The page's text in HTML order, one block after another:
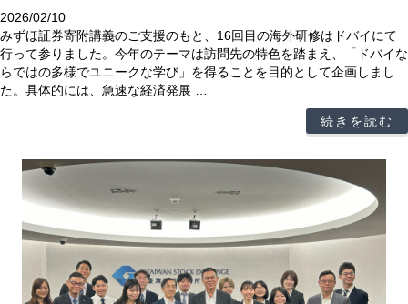
2026/02/10
みずほ証券寄附講義のご支援のもと、16回目の海外研修はドバイにて
行って参りました。今年のテーマは訪問先の特色を踏まえ、「ドバイな
らではの多様でユニークな学び」を得ることを目的として企画しまし
た。具体的には、急速な経済発展 …
続きを読む